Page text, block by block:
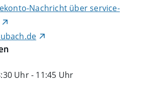
Nachricht über service-
Uhr- 11:45 Uhr